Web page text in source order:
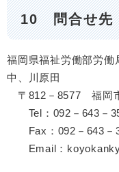
10 問合せ先
福岡県福祉労働部労
中、川原田
〒812－8577 福岡
Tel：092－643－
Fax：092－643－
Email：